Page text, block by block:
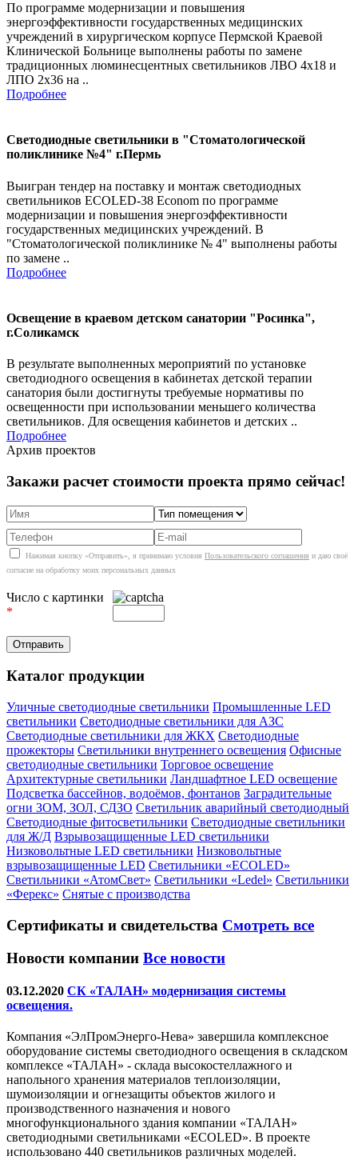
По программе модернизации и повышения
энергоэффективности государственных медицинских
учреждений в хирургическом корпусе Пермской Краевой
Клинической Больнице выполнены работы по замене
традиционных люминесцентных светильников ЛВО 4х18 и
ЛПО 2х36 на ..
Подробнее
Светодиодные светильники в "Стоматологической
поликлинике №4" г.Пермь
Выигран тендер на поставку и монтаж светодиодных
светильников ECOLED-38 Econom по программе
модернизации и повышения энергоэффективности
государственных медицинских учреждений. В
"Стоматологической поликлинике № 4" выполнены работы
по замене ..
Подробнее
Освещение в краевом детском санатории "Росинка",
г.Соликамск
В результате выполненных мероприятий по установке
светодиодного освещения в кабинетах детской терапии
санатория были достигнуты требуемые нормативы по
освещенности при использовании меньшего количества
светильников. Для освещения кабинетов и детских ..
Подробнее
Архив проектов
Закажи расчет стоимости проекта прямо сейчас!
Нажимая кнопку «Отправить», я принимаю условия Пользовательского соглашения и даю своё
согласие на обработку моих персональных данных
Число с картинки
*
Каталог продукции
Уличные светодиодные светильники Промышленные LED
светильники Светодиодные светильники для АЗС
Светодиодные светильники для ЖКХ Светодиодные
прожекторы Светильники внутреннего освещения Офисные
светодиодные светильники Торговое освещение
Архитектурные светильники Ландшафтное LED освещение
Подсветка бассейнов, водоёмов, фонтанов Заградительные
огни ЗОМ, ЗОЛ, СДЗО Светильник аварийный светодиодный
Светодиодные фитосветильники Светодиодные светильники
для Ж/Д Взрывозащищенные LED светильники
Низковольтные LED светильники Низковольтные
взрывозащищенные LED Светильники «ECOLED»
Светильники «АтомСвет» Светильники «Ledel» Светильники
«Ферекс» Снятые с производства
Сертификаты и свидетельства Смотреть все
Новости компании Все новости
03.12.2020 СК «ТАЛАН» модернизация системы
освещения.
Компания «ЭлПромЭнерго-Нева» завершила комплексное
оборудование системы светодиодного освещения в складском
комплексе «ТАЛАН» - склада высокостеллажного и
напольного хранения материалов теплоизоляции,
шумоизоляции и огнезащиты объектов жилого и
производственного назначения и нового
многофункционального здания компании «ТАЛАН»
светодиодными светильниками «ECOLED». В проекте
использовано 440 светильников различных моделей.